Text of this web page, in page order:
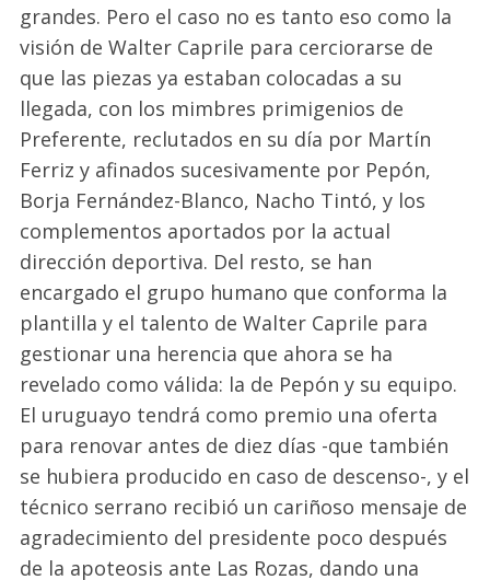
grandes. Pero el caso no es tanto eso como la
visión de Walter Caprile para cerciorarse de
que las piezas ya estaban colocadas a su
llegada, con los mimbres primigenios de
Preferente, reclutados en su día por Martín
Ferriz y afinados sucesivamente por Pepón,
Borja Fernández-Blanco, Nacho Tintó,y los
complementos aportados por la actual
dirección deportiva. Del resto, se han
encargado el grupo humano que conforma la
plantilla y el talento de Walter Caprile para
gestionar una herencia que ahora se ha
revelado como válida: la de Pepón y su equipo.
El uruguayo tendrá como premio una oferta
para renovar antes de diez días -que también
se hubiera producido en caso de descenso-, y el
técnico serrano recibió un cariñoso mensaje de
agradecimiento del presidente poco después
de la apoteosis ante Las Rozas, dando una